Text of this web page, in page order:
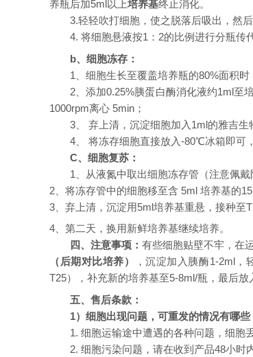
养瓶后加5ml以上培养基终止消化。
3.轻轻吹打细胞， 使之脱落后吸出， 然
4. 将细胞悬液按1：2的比例进行分瓶传
b、 细胞冻存：
1、细胞生长至覆盖培养瓶的80%面积
2、添加0.25%胰蛋白酶消化液约1ml至
1000rpm离心 5min；
3、 弃上清，沉淀细胞加入1ml的雅吉生
4、 将冻存细胞直接放入-80℃冰箱即可
C、 细胞复苏：
1、
从液氮中取出细胞冻存管（注意佩戴
2、 将冻存管中的细胞移至含 5ml 培养基的
3、 弃上清，沉淀用5ml培养基重悬，接种至
4、 第二天，换用新鲜培养基继续培养。
四、 注意事项： 有些细胞贴壁不牢，在
（后期对比培养）
，沉淀加入胰酶1-2ml，
T25），补充新的培养基至5-8ml/瓶，最后
五、 售后条款：
1） 细胞出现问题，可重发的情况有哪些
1. 细胞运输途中遭遇的各种问题，细胞
2. 细胞污染问题，请在收到产品48小时